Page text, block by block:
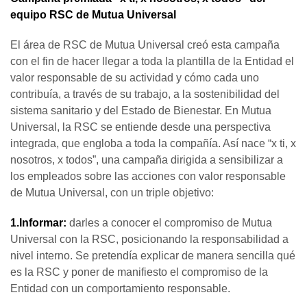
equipo RSC de Mutua Universal
El área de RSC de Mutua Universal creó esta campaña
con el fin de hacer llegar a toda la plantilla de la Entidad el
valor responsable de su actividad y cómo cada uno
contribuía, a través de su trabajo, a la sostenibilidad del
sistema sanitario y del Estado de Bienestar. En Mutua
Universal, la RSC se entiende desde una perspectiva
integrada, que engloba a toda la compañía. Así nace “x ti, x
nosotros, x todos”, una campaña dirigida a sensibilizar a
los empleados sobre las acciones con valor responsable
de Mutua Universal, con un triple objetivo:
1.Informar: darles a conocer el compromiso de Mutua
Universal con la RSC, posicionando la responsabilidad a
nivel interno. Se pretendía explicar de manera sencilla qué
es la RSC y poner de manifiesto el compromiso de la
Entidad con un comportamiento responsable.